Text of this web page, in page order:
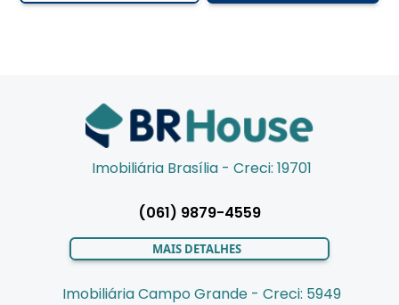
Imobiliária Brasília - Creci: 19701
(061) 9879-4559
MAIS DETALHES
Imobiliária Campo Grande - Creci: 5949